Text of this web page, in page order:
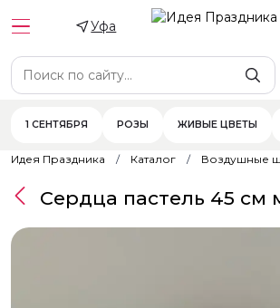
Уфа
1 СЕНТЯБРЯ РОЗЫ ЖИВЫЕ ЦВЕТЫ
Идея Праздника Каталог Воздушные
Сердца пастель 45 см